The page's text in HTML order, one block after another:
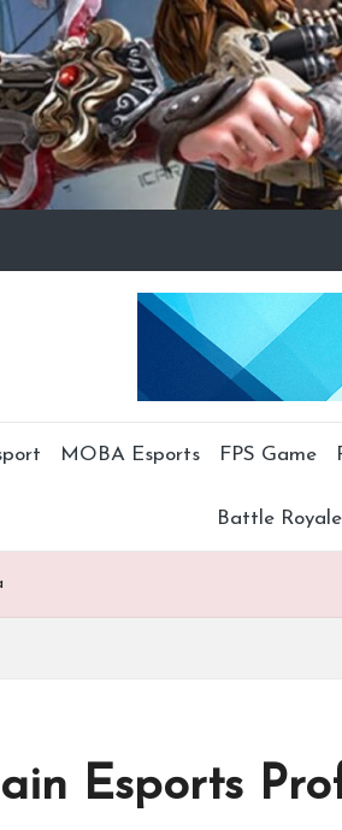
MOBA Esports FPS Game
Battle Royale
Esports